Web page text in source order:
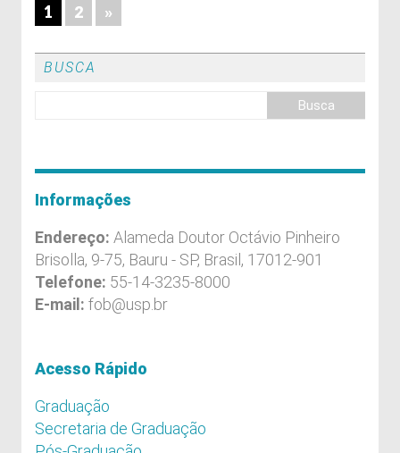
1 2 »
BUSCA
Informações
Endereço: Alameda Doutor Octávio Pinheiro
Brisolla, 9-75, Bauru - SP, Brasil, 17012-901
Telefone: 55-14-3235-8000
E-mail: fob@usp.br
Acesso Rápido
Graduação
Secretaria de Graduação